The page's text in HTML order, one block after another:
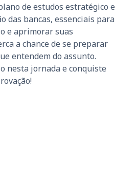
de estudos estratégico e
das bancas, essenciais para
e aprimorar suas
a chance de se preparar
entendem do assunto.
nesta jornada e conquiste